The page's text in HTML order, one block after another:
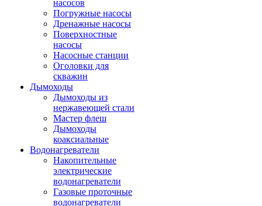
насосов
Погружные насосы
Дренажные насосы
Поверхностные
насосы
Насосные станции
Оголовки для
скважин
Дымоходы
Дымоходы из
нержавеющей стали
Мастер флеш
Дымоходы
коаксиальные
Водонагреватели
Накопительные
электрические
водонагреватели
Газовые проточные
водонагреватели